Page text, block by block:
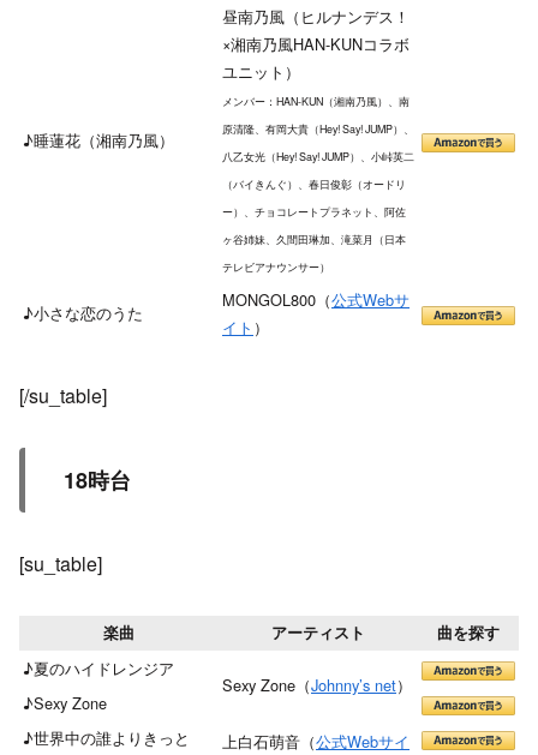
♪睡蓮花（湘南乃風）
昼南乃風（ヒルナンデス！
×湘南乃風HAN-KUNコラボ
ユニット）
メンバー：HAN-KUN（湘南乃風）、南
原清隆、有岡大貴（Hey! Say! JUMP）、
八乙女光（Hey! Say! JUMP）、小峠英二
（バイきんぐ）、春日俊彰（オードリ
ー）、チョコレートプラネット、阿佐
ヶ谷姉妹、久間田琳加、滝菜月（日本
テレビアナウンサー）
♪小さな恋のうた
MONGOL800（公式Webサ
イト ）
[/su_table]
18時台
[su_table]
楽曲 アーティスト 曲を探す
♪夏のハイドレンジア
Sexy Zone（Johnny’s net）
♪Sexy Zone
♪世界中の誰よりきっと
上白石萌音（公式Webサイ